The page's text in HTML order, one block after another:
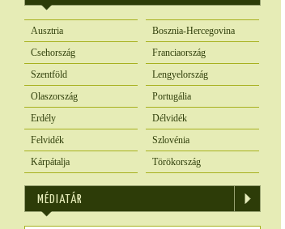
Ausztria
Bosznia-Hercegovina
Csehország
Franciaország
Szentföld
Lengyelország
Olaszország
Portugália
Erdély
Délvidék
Felvidék
Szlovénia
Kárpátalja
Törökország
MÉDIATÁR